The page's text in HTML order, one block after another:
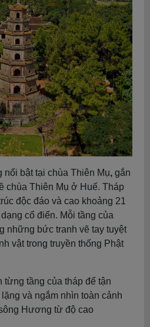
bật tại chùa Thiên Mụ, gắn
chùa Thiên Mụ ở Huế. Tháp
độc đáo và cao khoảng 21
cổ điển. Mỗi tầng của
những bức tranh vẽ tay tuyệt
vật trong truyền thống Phật
từng tầng của tháp để tận
và ngắm nhìn toàn cảnh
Hương từ độ cao